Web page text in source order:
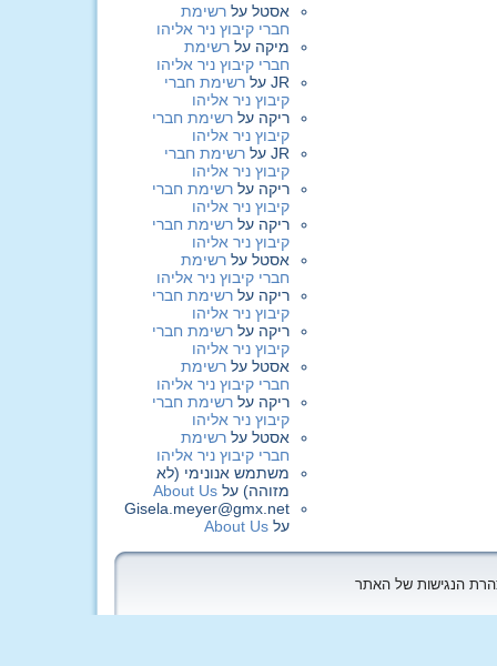
אסטל על רשימת
חברי קיבוץ ניר אליהו
מיקה על רשימת
חברי קיבוץ ניר אליהו
JR על רשימת חברי
קיבוץ ניר אליהו
ריקה על רשימת חברי
קיבוץ ניר אליהו
JR על רשימת חברי
קיבוץ ניר אליהו
ריקה על רשימת חברי
קיבוץ ניר אליהו
ריקה על רשימת חברי
קיבוץ ניר אליהו
אסטל על רשימת
חברי קיבוץ ניר אליהו
ריקה על רשימת חברי
קיבוץ ניר אליהו
ריקה על רשימת חברי
קיבוץ ניר אליהו
אסטל על רשימת
חברי קיבוץ ניר אליהו
ריקה על רשימת חברי
קיבוץ ניר אליהו
אסטל על רשימת
חברי קיבוץ ניר אליהו
משתמש אנונימי (לא
מזוהה) על About Us
Gisela.meyer@gmx.net
על About Us
הנגישות של האתר